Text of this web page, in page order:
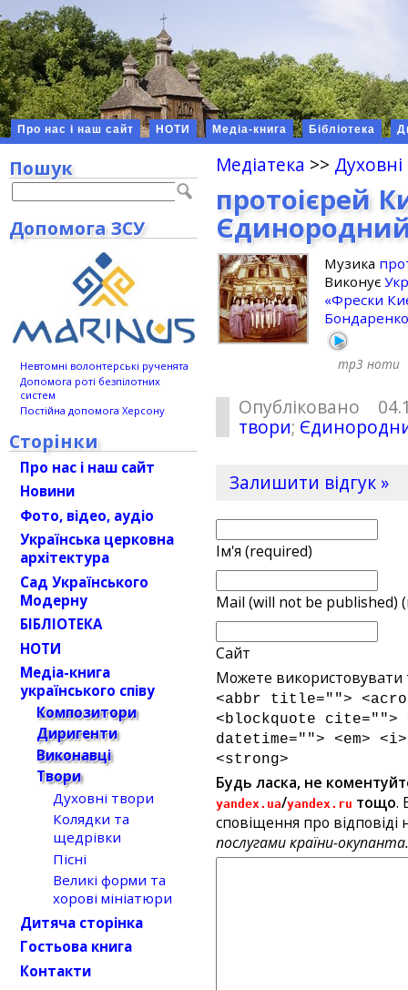
Про нас і наш сайт НОТИ Медіа-книга Бібліотека
Медіатека >>
протоієрей
Музика
Виконує
«Фрески
mp3 ноти
Опубліковано
твори;
Залишити відгук »
Ім'я (required)
Mail (will not be published)
Сайт
Можете використовувати
<abbr title="">
<blockquote cite="">
datetime=""> <em>
<strong>
Будь ласка, не
yandex.ua/yandex.ru тощо.
сповіщення про відповіді
послугами країни-
Пошук
Допомога ЗСУ
Невтомні волонтерські рученята
Допомога роті безпілотних
систем
Постійна допомога Херсону
Сторінки
Про нас і наш сайт
Новини
Фото, відео, аудіо
Українська церковна
архітектура
Сад Українського
Модерну
БІБЛІОТЕКА
НОТИ
Медіа-книга
українського співу
Композитори
Диригенти
Виконавці
Твори
Духовні твори
Колядки та
щедрівки
Пісні
Великі форми та
хорові мініатюри
Дитяча сторінка
Гостьова книга
Контакти